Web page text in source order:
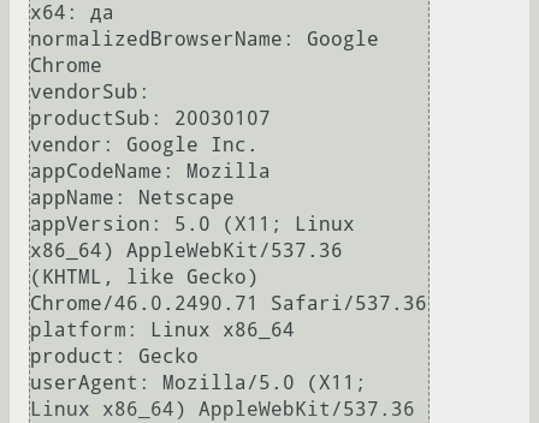
x64: да
normalizedBrowserName: Google
Chrome
vendorSub:
productSub: 20030107
vendor: Google Inc.
appCodeName: Mozilla
appName: Netscape
appVersion: 5.0 (X11; Linux
x86_64) AppleWebKit/537.36
(KHTML, like Gecko)
Chrome/46.0.2490.71 Safari/537.36
platform: Linux x86_64
product: Gecko
userAgent: Mozilla/5.0 (X11;
Linux x86_64) AppleWebKit/537.36